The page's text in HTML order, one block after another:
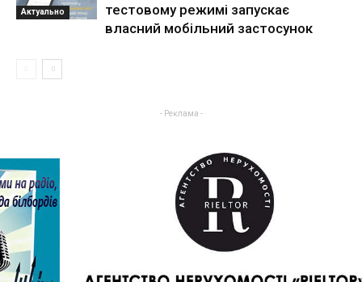
Актуально
тестовому режимі запускає
власний мобільний застосунок
- Реклама -